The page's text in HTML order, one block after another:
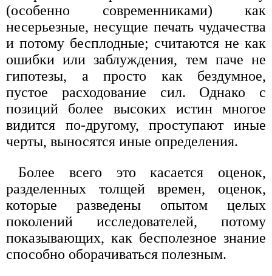
(особенно современниками) как
несерьезные, несущие печать чудачества
и потому бесплодные; считаются не как
ошибки или заблуждения, тем паче не
гипотезы, а просто как бездумное,
пустое расходование сил. Однако с
позиций более высоких истин многое
видится по-другому, проступают иные
черты, выносятся иные определения.
Более всего это касается оценок,
разделенных толщей времен, оценок,
которые разведены опытом целых
поколений исследователей, потому
показывающих, как бесполезное знание
способно оборачиваться полезным.